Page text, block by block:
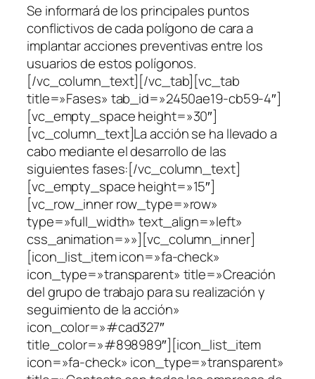
Se informará de los principales puntos
conflictivos de cada polígono de cara a
implantar acciones preventivas entre los
usuarios de estos polígonos.
[/vc_column_text][/vc_tab][vc_tab
title=»Fases» tab_id=»2450ae19-cb59-4″]
[vc_empty_space height=»30″]
[vc_column_text]La acción se ha llevado a
cabo mediante el desarrollo de las
siguientes fases:[/vc_column_text]
[vc_empty_space height=»15″]
[vc_row_inner row_type=»row»
type=»full_width» text_align=»left»
css_animation=»»][vc_column_inner]
[icon_list_item icon=»fa-check»
icon_type=»transparent» title=»Creación
del grupo de trabajo para su realización y
seguimiento de la acción»
icon_color=»#cad327″
title_color=»#898989″][icon_list_item
icon=»fa-check» icon_type=»transparent»